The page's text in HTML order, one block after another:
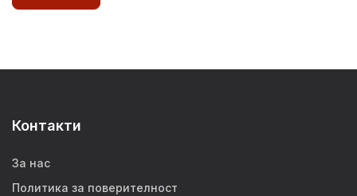
Контакти
За нас
Политика за поверителност